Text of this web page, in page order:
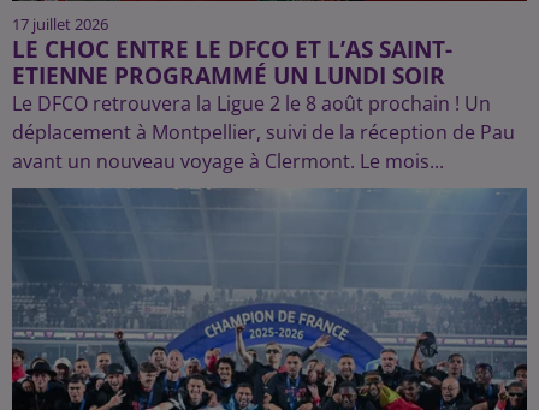
17 juillet 2026
LE CHOC ENTRE LE DFCO ET L’AS SAINT-
ETIENNE PROGRAMMÉ UN LUNDI SOIR
Le DFCO retrouvera la Ligue 2 le 8 août prochain ! Un
déplacement à Montpellier, suivi de la réception de Pau
avant un nouveau voyage à Clermont. Le mois...